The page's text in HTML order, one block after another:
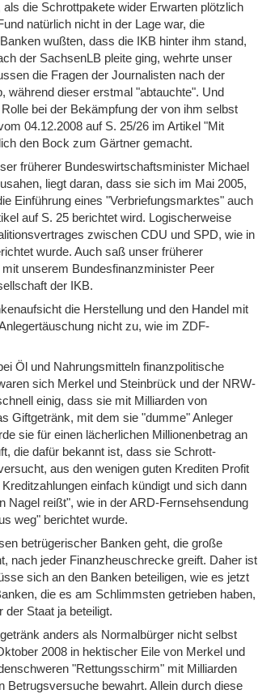
die Schrottpakete wider Erwarten plötzlich
natürlich nicht in der Lage war, die
wußten, dass die IKB hinter ihm stand,
der SachsenLB pleite ging, wehrte unser
die Fragen der Journalisten nach der
während dieser erstmal "abtauchte". Und
bei der Bekämpfung der von ihm selbst
04.12.2008 auf S. 25/26 im Artikel "Mit
den Bock zum Gärtner gemacht.
früherer Bundeswirtschaftsminister Michael
liegt daran, dass sie sich im Mai 2005,
Einführung eines "Verbriefungsmarktes" auch
auf S. 25 berichtet wird. Logischerweise
zwischen CDU und SPD, wie in
wurde. Auch saß unser früherer
unserem Bundesfinanzminister Peer
der IKB.
die Herstellung und den Handel mit
nicht zu, wie im ZDF-
Öl und Nahrungsmitteln finanzpolitische
sich Merkel und Steinbrück und der NRW-
einig, dass sie mit Milliarden von
Giftgetränk, mit dem sie "dumme" Anleger
sie für einen lächerlichen Millionenbetrag an
die dafür bekannt ist, dass sie Schrott-
aus den wenigen guten Krediten Profit
einfach kündigt und sich dann
Nagel reißt", wie in der ARD-Fernsehsendung
weg" berichtet wurde.
betrügerischer Banken geht, die große
nach jeder Finanzheuschrecke greift. Daher ist
sich an den Banken beteiligen, wie es jetzt
die es am Schlimmsten getrieben haben,
Staat ja beteiligt.
anders als Normalbürger nicht selbst
2008 in hektischer Eile von Merkel und
"Rettungsschirm" mit Milliarden
Betrugsversuche bewahrt. Allein durch diese